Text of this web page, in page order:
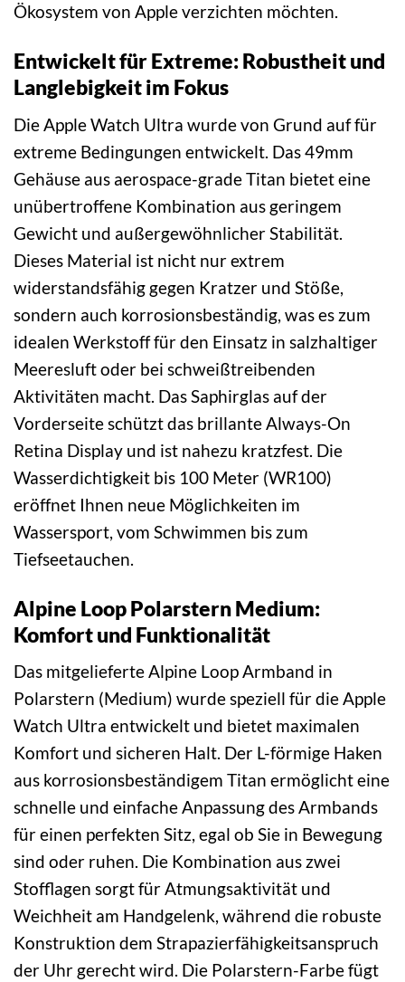
Ökosystem von Apple verzichten möchten.
Entwickelt für Extreme: Robustheit und
Langlebigkeit im Fokus
Die Apple Watch Ultra wurde von Grund auf für
extreme Bedingungen entwickelt. Das 49mm
Gehäuse aus aerospace-grade Titan bietet eine
unübertroffene Kombination aus geringem
Gewicht und außergewöhnlicher Stabilität.
Dieses Material ist nicht nur extrem
widerstandsfähig gegen Kratzer und Stöße,
sondern auch korrosionsbeständig, was es zum
idealen Werkstoff für den Einsatz in salzhaltiger
Meeresluft oder bei schweißtreibenden
Aktivitäten macht. Das Saphirglas auf der
Vorderseite schützt das brillante Always-On
Retina Display und ist nahezu kratzfest. Die
Wasserdichtigkeit bis 100 Meter (WR100)
eröffnet Ihnen neue Möglichkeiten im
Wassersport, vom Schwimmen bis zum
Tiefseetauchen.
Alpine Loop Polarstern Medium:
Komfort und Funktionalität
Das mitgelieferte Alpine Loop Armband in
Polarstern (Medium) wurde speziell für die Apple
Watch Ultra entwickelt und bietet maximalen
Komfort und sicheren Halt. Der L-förmige Haken
aus korrosionsbeständigem Titan ermöglicht eine
schnelle und einfache Anpassung des Armbands
für einen perfekten Sitz, egal ob Sie in Bewegung
sind oder ruhen. Die Kombination aus zwei
Stofflagen sorgt für Atmungsaktivität und
Weichheit am Handgelenk, während die robuste
Konstruktion dem Strapazierfähigkeitsanspruch
der Uhr gerecht wird. Die Polarstern-Farbe fügt